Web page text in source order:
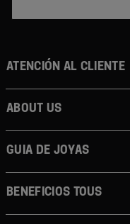
Atención al cliente
About us
Guia de joyas
Beneficios TOUS